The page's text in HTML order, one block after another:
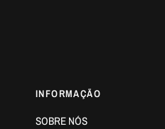
INFORMAÇÃO
SOBRE NÓS